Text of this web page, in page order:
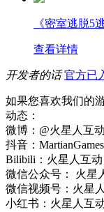
《密室逃脱5
查看详情
开发者的话 官方已
如果您喜欢我们的
动态：
微博：@火星人互
抖音：MartianGames
Bilibili：火星人互动
微信公众号： 火星
微信视频号：火星
小红书：火星人互